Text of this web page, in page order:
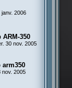
janv. 2006
350
30 nov. 2005
nov. 2005